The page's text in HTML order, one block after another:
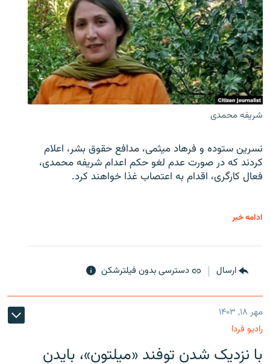
شریفه محمدی
نسرین ستوده و فرهاد میثمی، مدافع حقوق بشر، اعلام
کردند که در صورت عدم لغو حکم اعدام شریفه محمدی،
فعال کارگری، اقدام به اعتصاب غذا خواهند کرد.
ادامه خبر
ارسال دسترسی بدون فیلترشکن
مهر ۱۸, ۱۴۰۳
رادیو فردا
با نزدیک شدن توفند «میلتون»، بایدن